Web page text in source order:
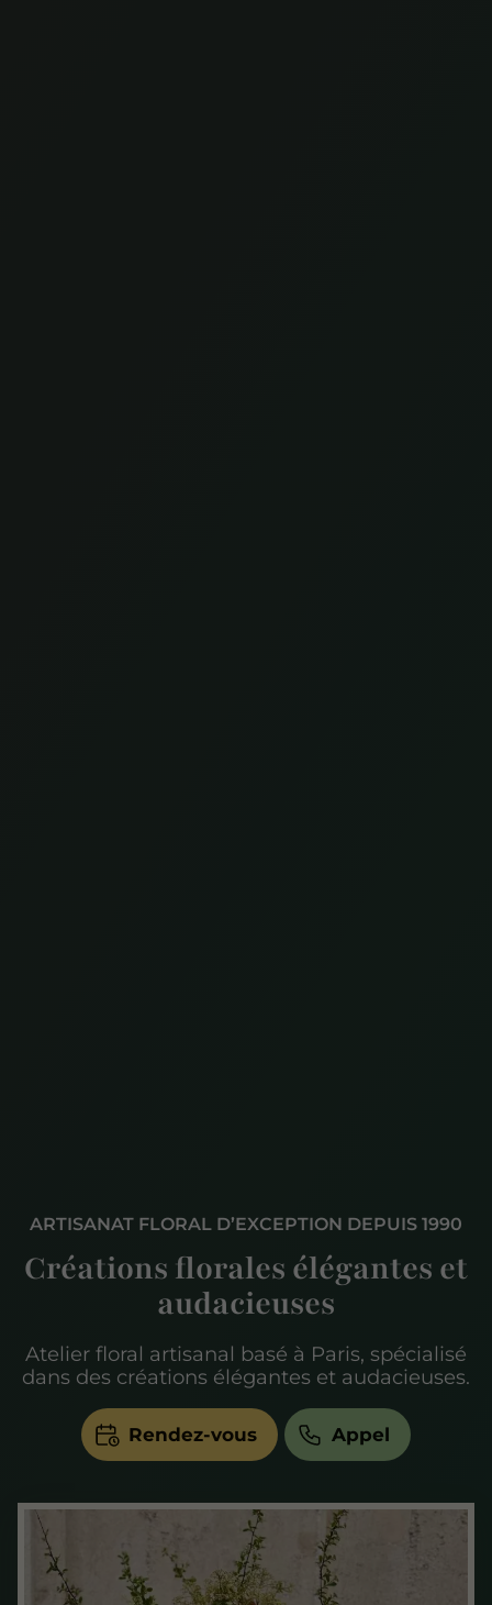
ARTISANAT FLORAL D’EXCEPTION DEPUIS 1990
Créations florales élégantes et
audacieuses
Atelier floral artisanal basé à Paris, spécialisé
dans des créations élégantes et audacieuses.
Rendez-vous Appel